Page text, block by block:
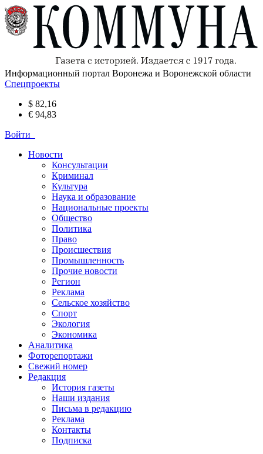
Информационный портал Воронежа и Воронежской области
Спецпроекты
$ 82,16
€ 94,83
Войти
Новости
Консультации
Криминал
Культура
Наука и образование
Национальные проекты
Общество
Политика
Право
Происшествия
Промышленность
Прочие новости
Регион
Реклама
Сельское хозяйство
Спорт
Экология
Экономика
Аналитика
Фоторепортажи
Свежий номер
Редакция
История газеты
Наши издания
Письма в редакцию
Реклама
Контакты
Подписка